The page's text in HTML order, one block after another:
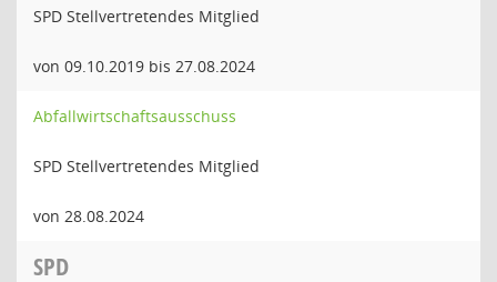
SPD Stellvertretendes Mitglied
von 09.10.2019 bis 27.08.2024
Abfallwirtschaftsausschuss
SPD Stellvertretendes Mitglied
von 28.08.2024
SPD